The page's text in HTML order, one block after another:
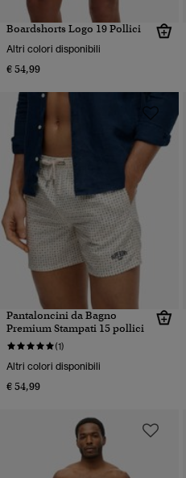
Boardshorts Logo 19 Pollici
Altri colori disponibili
€ 54,99
Pantaloncini da Bagno
Premium Stampati 15 pollici
(1)
Altri colori disponibili
€ 54,99